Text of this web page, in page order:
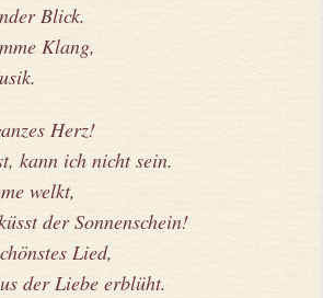
Blick.
Klang,
Herz!
kann ich nicht sein.
welkt,
der Sonnenschein!
Lied,
der Liebe erblüht.